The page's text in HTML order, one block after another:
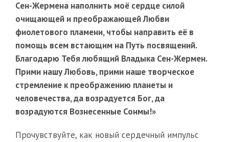
Сен-Жермена наполнить моё сердце силой
очищающей и преображающей Любви
фиолетового пламени, чтобы направить её в
помощь всем встающим на Путь посвящений.
Благодарю Тебя любящий Владыка Сен-Жермен.
Прими нашу Любовь, прими наше творческое
стремление к преображению планеты и
человечества, да возрадуется Бог, да
возрадуются Вознесенные Сонмы!»
Прочувствуйте, как новый сердечный импульс